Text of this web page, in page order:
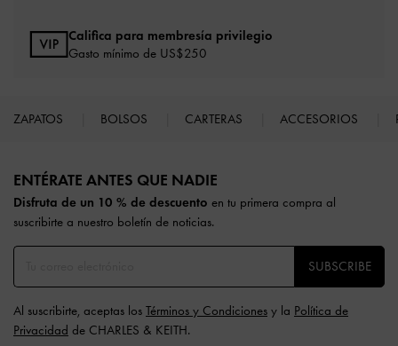
Califica para membresía privilegio
Gasto mínimo de US$250
ZAPATOS BOLSOS CARTERAS ACCESORIOS
ENTÉRATE ANTES QUE NADIE​​
Disfruta de un 10 % de descuento en tu primera compra al
suscribirte a nuestro boletín de noticias.
SUBSCRIBE
Al suscribirte, aceptas los Términos y Condiciones y la Política de
Privacidad de CHARLES & KEITH.